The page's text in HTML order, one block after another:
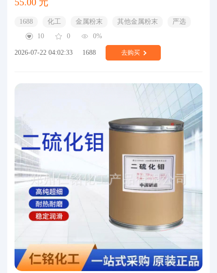
1688 化工 金属粉末 其他金属粉末
严选
10
0 0%
2026-07-22 04:02:33 1688 去购买